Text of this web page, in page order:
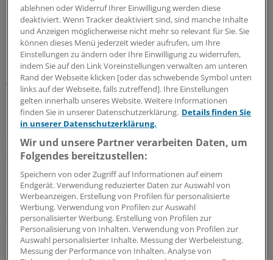
im Eilverfahren die aufschiebende Wirkung.
Das LSG lehnte die aufschiebende Wirkung der Klagen
nun ab. Der Versorgungsvertrag könne nach dem
Gesetz bei einer gröblichen Verletzung ihrer
vertraglichen Pflichten fristlos gekündigt werden.
"Das gilt insbesondere dann, wenn Pflegebedürftige in
Folge der Pflichtverletzung zu Schaden kommen oder
die Einrichtung nicht erbrachte Leistungen gegenüber
den Kostenträgern abrechnet", heißt es in den
Beschlüssen.
In den konkreten Fällen stehe der Abrechnungsbetrug
aufgrund des Geständnisses der Geschäftsführerin fest.
Eine Fortsetzung des Vertragsverhältnisses sei nicht
mehr zumutbar.
ablehnen oder Widerruf Ihrer Einwilligung werden diese
deaktiviert. Wenn Tracker deaktiviert sind, sind manche Inhalte
und Anzeigen möglicherweise nicht mehr so relevant für Sie. Sie
können dieses Menü jederzeit wieder aufrufen, um Ihre
Einstellungen zu ändern oder Ihre Einwilligung zu widerrufen,
indem Sie auf den Link Voreinstellungen verwalten am unteren
Rand der Webseite klicken [oder das schwebende Symbol unten
links auf der Webseite, falls zutreffend]. Ihre Einstellungen
gelten innerhalb unseres Website. Weitere Informationen
finden Sie in unserer Datenschutzerklärung. Details finden Sie
in unserer Datenschutzerklärung.
Wir und unsere Partner verarbeiten Daten, um
Folgendes bereitzustellen:
Speichern von oder Zugriff auf Informationen auf einem
Endgerät. Verwendung reduzierter Daten zur Auswahl von
Werbeanzeigen. Erstellung von Profilen für personalisierte
Werbung. Verwendung von Profilen zur Auswahl
personalisierter Werbung. Erstellung von Profilen zur
Personalisierung von Inhalten. Verwendung von Profilen zur
Auswahl personalisierter Inhalte. Messung der Werbeleistung.
Messung der Performance von Inhalten. Analyse von